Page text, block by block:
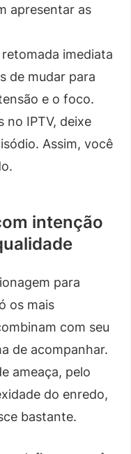
apresentar as
imediata
de mudar para
e o foco.
no IPTV, deixe
Assim, você
intenção
para
os mais
com seu
de acompanhar.
ameaça, pelo
do enredo,
bastante.